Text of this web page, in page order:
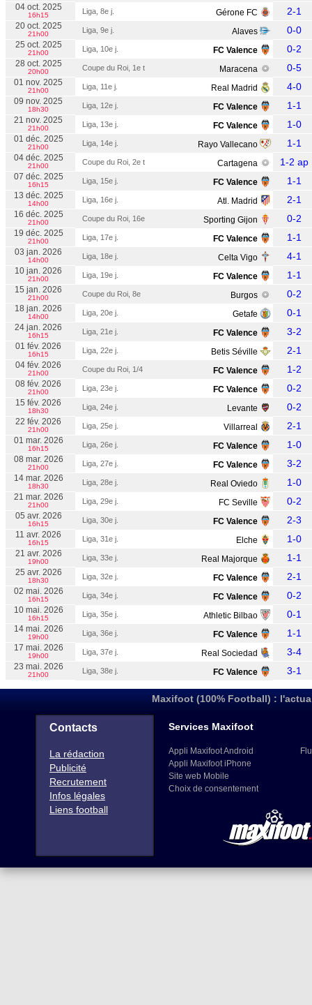
04 oct. 2025
16h15 Liga, 8e j. Gérone FC 2-1
20 oct. 2025
21h00 Liga, 9e j. Alaves 0-0
25 oct. 2025
21h00 Liga, 10e j. FC Valence 0-2
28 oct. 2025
20h00 Coupe du Roi, 1e t Maracena 0-5
01 nov. 2025
21h00 Liga, 11e j. Real Madrid 4-0
09 nov. 2025
18h30 Liga, 12e j. FC Valence 1-1
21 nov. 2025
21h00 Liga, 13e j. FC Valence 1-0
01 déc. 2025
21h00 Liga, 14e j. Rayo Vallecano 1-1
04 déc. 2025
21h00 Coupe du Roi, 2e t Cartagena 1-2 ap
07 déc. 2025
16h15 Liga, 15e j. FC Valence 1-1
13 déc. 2025
14h00 Liga, 16e j. Atl. Madrid 2-1
16 déc. 2025
21h00 Coupe du Roi, 16e Sporting Gijon 0-2
19 déc. 2025
21h00 Liga, 17e j. FC Valence 1-1
03 jan. 2026
14h00 Liga, 18e j. Celta Vigo 4-1
10 jan. 2026
21h00 Liga, 19e j. FC Valence 1-1
15 jan. 2026
21h00 Coupe du Roi, 8e Burgos 0-2
18 jan. 2026
14h00 Liga, 20e j. Getafe 0-1
24 jan. 2026
16h15 Liga, 21e j. FC Valence 3-2
01 fév. 2026
16h15 Liga, 22e j. Betis Séville 2-1
04 fév. 2026
21h00 Coupe du Roi, 1/4 FC Valence 1-2
08 fév. 2026
21h00 Liga, 23e j. FC Valence 0-2
15 fév. 2026
18h30 Liga, 24e j. Levante 0-2
22 fév. 2026
21h00 Liga, 25e j. Villarreal 2-1
01 mar. 2026
16h15 Liga, 26e j. FC Valence 1-0
08 mar. 2026
21h00 Liga, 27e j. FC Valence 3-2
14 mar. 2026
18h30 Liga, 28e j. Real Oviedo 1-0
21 mar. 2026
21h00 Liga, 29e j. FC Seville 0-2
05 avr. 2026
16h15 Liga, 30e j. FC Valence 2-3
11 avr. 2026
16h15 Liga, 31e j. Elche 1-0
21 avr. 2026
19h00 Liga, 33e j. Real Majorque 1-1
25 avr. 2026
18h30 Liga, 32e j. FC Valence 2-1
02 mai. 2026
16h15 Liga, 34e j. FC Valence 0-2
10 mai. 2026
16h15 Liga, 35e j. Athletic Bilbao 0-1
14 mai. 2026
19h00 Liga, 36e j. FC Valence 1-1
17 mai. 2026
19h00 Liga, 37e j. Real Sociedad 3-4
23 mai. 2026
21h00 Liga, 38e j. FC Valence 3-1
Maxifoot (100% Football) :
Contacts
La rédaction
Publicité
Recrutement
Infos légales
Liens football
Services Maxifoot
Appli Maxifoot Android
Appli Maxifoot iPhone
Site web Mobile
Choix de consentement